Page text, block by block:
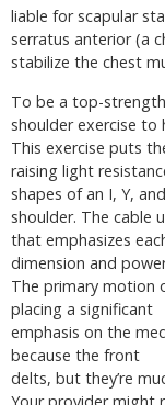
liable for scapular
serratus anterior (a
stabilize the chest
To be a top-
shoulder exercise to
This exercise puts
raising light
shapes of an I, Y,
shoulder. The cable
that emphasizes
dimension and
The primary motion
placing a significant
emphasis on the
because the front
delts, but they’re